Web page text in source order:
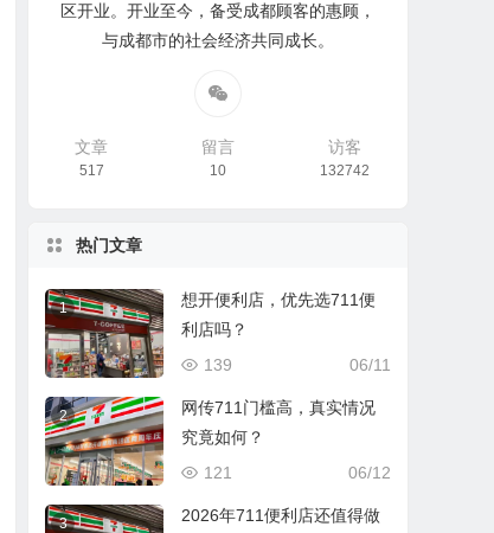
区开业。开业至今，备受成都顾客的惠顾，
与成都市的社会经济共同成长。
文章
517
留言
10
访客
132742
热门文章
1
想开便利店，优先选711便
利店吗？
06/11
139
2
网传711门槛高，真实情况
究竟如何？
06/12
121
3
2026年711便利店还值得做